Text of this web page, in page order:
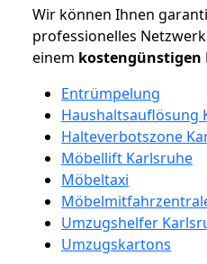
Wir können Ihnen
professionelles
einem kostengünstigen
Entrümpelung
Haushaltsauflösung
Halteverbotszone
Möbellift Karlsruhe
Möbeltaxi
Umzugshelfer
Umzugskartons